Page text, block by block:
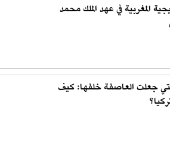
المغربية في عهد الملك محمد
جعلت العاصفة خلفها: كيف